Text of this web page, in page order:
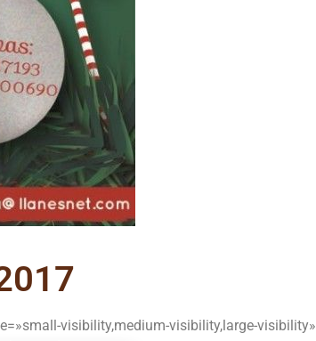
visibility,medium-visibility,large-visibility»